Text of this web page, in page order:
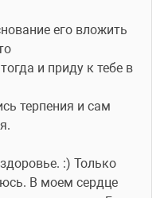
его вложить
и приду к тебе в
терпения и сам
:) Только
В моем сердце